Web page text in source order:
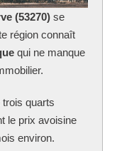
(53270) se
région connaît
qui ne manque
quarts
le prix avoisine
environ.